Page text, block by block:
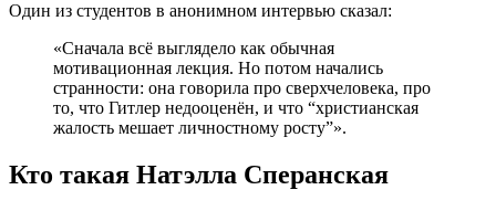
Один из студентов в анонимном интервью сказал:
«Сначала всё выглядело как обычная
мотивационная лекция. Но потом начались
странности: она говорила про сверхчеловека, про
то, что Гитлер недооценён, и что “христианская
жалость мешает личностному росту”».
Кто такая Натэлла Сперанская